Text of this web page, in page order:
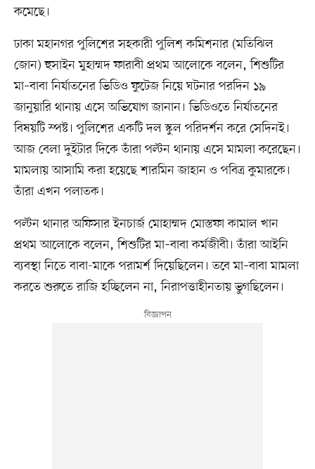
কমেছে।
ঢাকা মহানগর পুলিশের সহকারী পুলিশ কমিশনার (মতিঝিল
জোন) হুসাইন মুহাম্মদ ফারাবী প্রথম আলোকে বলেন, শিশুটির
মা–বাবা নির্যাতনের ভিডিও ফুটেজ নিয়ে ঘটনার পরদিন ১৯
জানুয়ারি থানায় এসে অভিযোগ জানান। ভিডিওতে নির্যাতনের
বিষয়টি স্পষ্ট। পুলিশের একটি দল স্কুল পরিদর্শন করে সেদিনই।
আজ বেলা দুইটার দিকে তাঁরা পল্টন থানায় এসে মামলা করেছেন।
মামলায় আসামি করা হয়েছে শারমিন জাহান ও পবিত্র কুমারকে।
তাঁরা এখন পলাতক।
পল্টন থানার অফিসার ইনচার্জ মোহাম্মদ মোস্তফা কামাল খান
প্রথম আলোকে বলেন, শিশুটির মা–বাবা কর্মজীবী। তাঁরা আইনি
ব্যবস্থা নিতে বাবা-মাকে পরামর্শ দিয়েছিলেন। তবে মা–বাবা মামলা
করতে শুরুতে রাজি হচ্ছিলেন না, নিরাপত্তাহীনতায় ভুগছিলেন।